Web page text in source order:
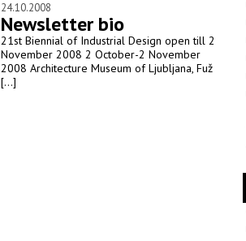
24.10.2008
Newsletter bio
21st Biennial of Industrial Design open till 2
November 2008 2 October-2 November
2008 Architecture Museum of Ljubljana, Fuž
[...]